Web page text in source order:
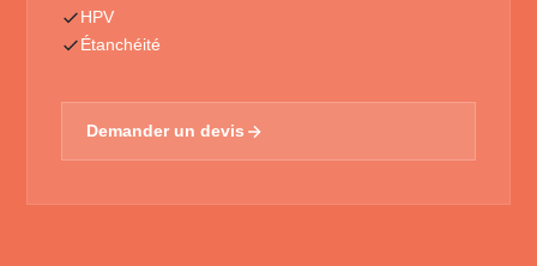
HPV
Étanchéité
Demander un devis